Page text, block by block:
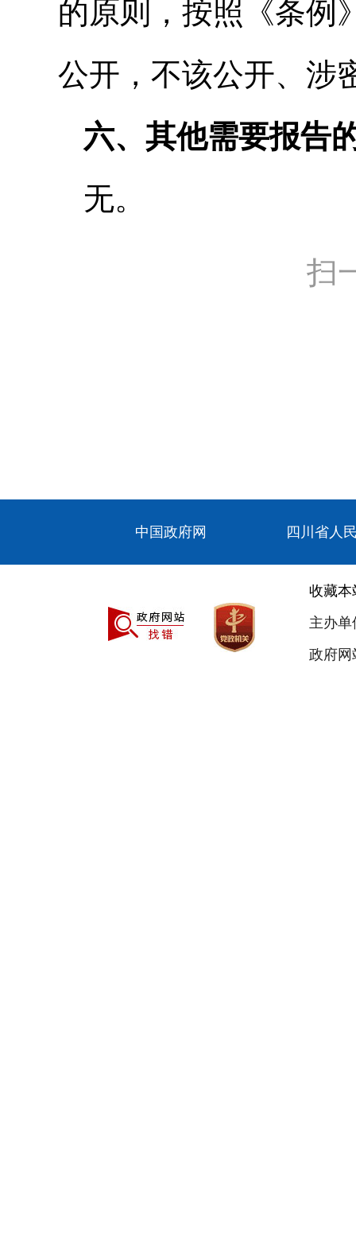
的原则，按照《条例
公开，不该公开、涉
六、其他需要报告
无。
扫
中国政府网 四川省人
收藏本
主办
政府网